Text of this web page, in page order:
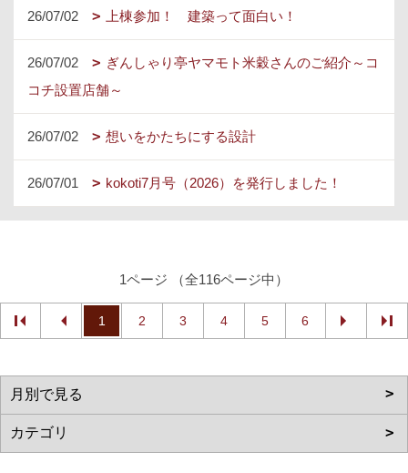
26/07/02 上棟参加！ 建築って面白い！
26/07/02
ぎんしゃり亭ヤマモト米穀さんのご紹介～コ
コチ設置店舗～
26/07/02 想いをかたちにする設計
26/07/01 kokoti7月号（2026）を発行しました！
1ページ （全116ページ中）
1 2 3 4 5 6